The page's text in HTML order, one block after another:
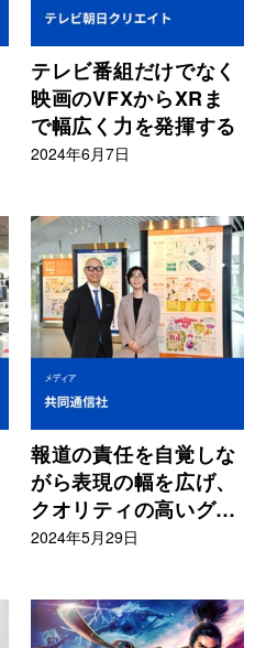
テレビ番組だけでなく
映画のVFXからXRま
で幅広く力を発揮する
2024年6月7日
報道の責任を自覚しな
がら表現の幅を広げ、
クオリティの高いグラ
フィックスを制作
2024年5月29日